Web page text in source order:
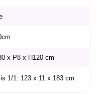
x P8 x H120 cm
1/1: 123 x 11 x 183 cm